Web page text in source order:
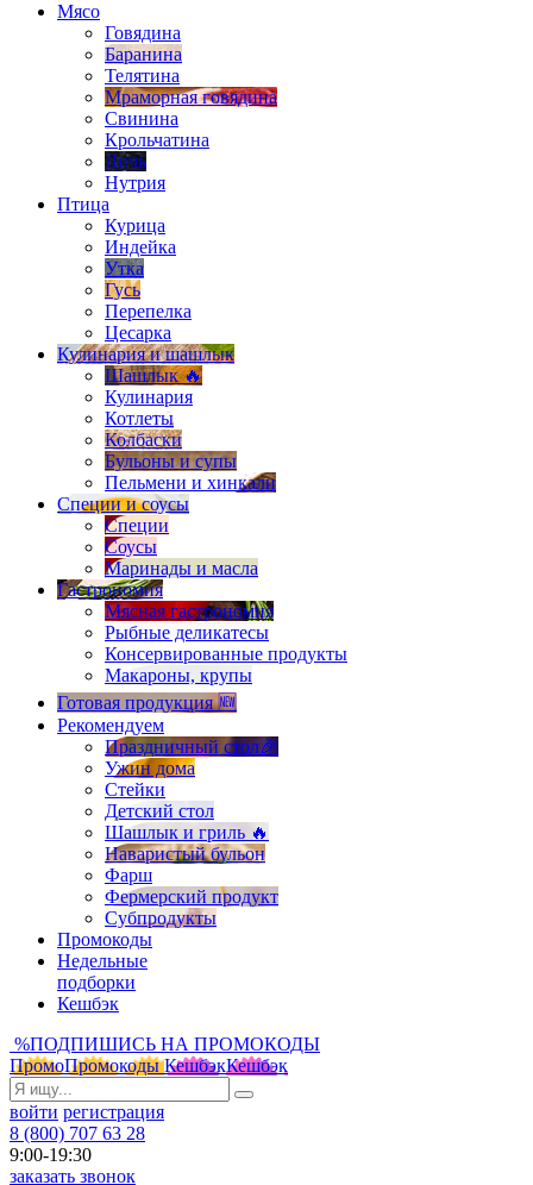
Мясо
Говядина
Баранина
Телятина
Мраморная говядина
Свинина
Крольчатина
Дичь
Нутрия
Птица
Курица
Индейка
Утка
Гусь
Перепелка
Цесарка
Кулинария и шашлык
Шашлык 🔥
Кулинария
Котлеты
Колбаски
Бульоны и супы
Пельмени и хинкали
Специи и соусы
Специи
Соусы
Маринады и масла
Гастрономия
Мясная гастрономия
Рыбные деликатесы
Консервированные продукты
Макароны, крупы
Готовая продукция 🆕
Рекомендуем
Праздничный стол🎉
Ужин дома
Стейки
Детский стол
Шашлык и гриль 🔥
Наваристый бульон
Фарш
Фермерский продукт
Субпродукты
Промокоды
Недельные
подборки
Кешбэк
%ПОДПИШИСЬ НА ПРОМОКОДЫ
ПромоПромокоды КешбэкКешбэк
войти регистрация
8 (800) 707 63 28
9:00-19:30
заказать звонок